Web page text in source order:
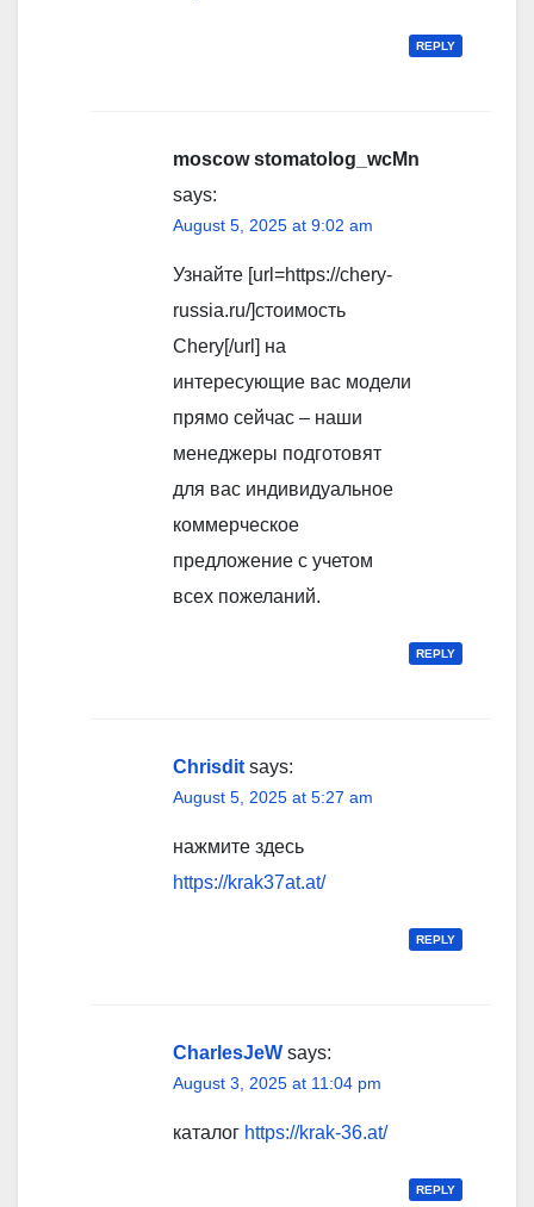
REPLY
moscow stomatolog_wcMn
says:
August 5, 2025 at 9:02 am
Узнайте [url=https://chery-
russia.ru/]стоимость
Chery[/url] на
интересующие вас модели
прямо сейчас – наши
менеджеры подготовят
для вас индивидуальное
коммерческое
предложение с учетом
всех пожеланий.
REPLY
Chrisdit says:
August 5, 2025 at 5:27 am
нажмите здесь
https://krak37at.at/
REPLY
CharlesJeW says:
August 3, 2025 at 11:04 pm
каталог https://krak-36.at/
REPLY